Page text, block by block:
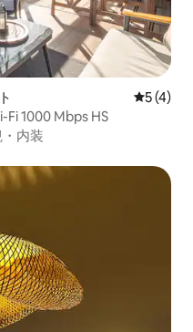
レビュー
5 (4)
1000 Mbps HS
内装